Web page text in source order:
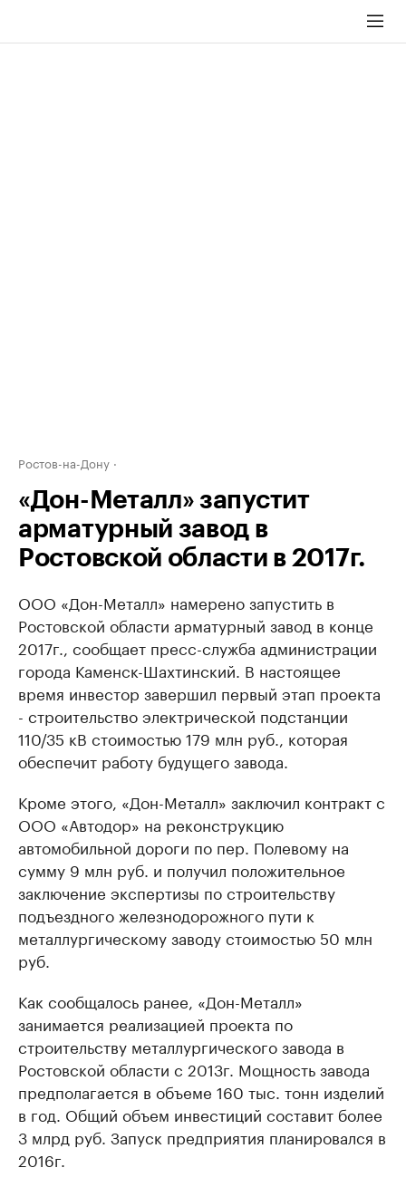
Ростов-на-Дону
«Дон-Металл» запустит
арматурный завод в
Ростовской области в 2017г.
ООО «Дон-Металл» намерено запустить в
Ростовской области арматурный завод в конце
2017г., сообщает пресс-служба администрации
города Каменск-Шахтинский. В настоящее
время инвестор завершил первый этап проекта
- строительство электрической подстанции
110/35 кВ стоимостью 179 млн руб., которая
обеспечит работу будущего завода.
Кроме этого, «Дон-Металл» заключил контракт с
ООО «Автодор» на реконструкцию
автомобильной дороги по пер. Полевому на
сумму 9 млн руб. и получил положительное
заключение экспертизы по строительству
подъездного железнодорожного пути к
металлургическому заводу стоимостью 50 млн
руб.
Как сообщалось ранее, «Дон-Металл»
занимается реализацией проекта по
строительству металлургического завода в
Ростовской области с 2013г. Мощность завода
предполагается в объеме 160 тыс. тонн изделий
в год. Общий объем инвестиций составит более
3 млрд руб. Запуск предприятия планировался в
2016г.